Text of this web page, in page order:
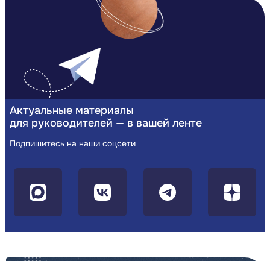
Актуальные материалы
для руководителей — в вашей ленте
Подпишитесь на наши соцсети